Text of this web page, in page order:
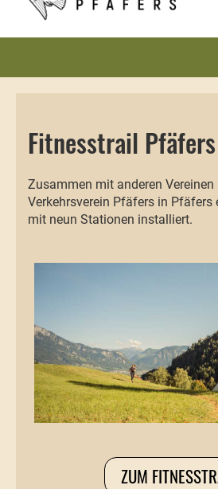
Fitnesstrail Pfäfers
Zusammen mit anderen Vereinen
Verkehrsverein Pfäfers in Pfäfers
mit neun Stationen installiert.
ZUM